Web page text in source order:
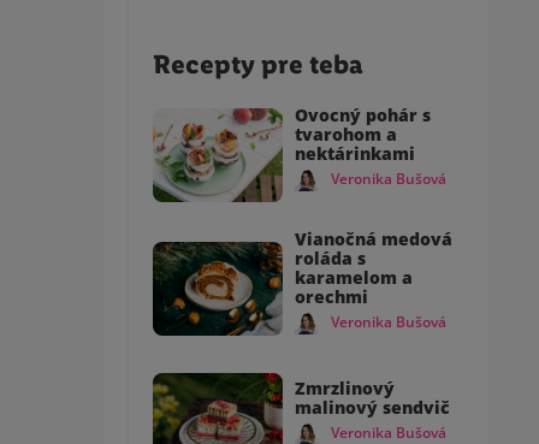
Recepty pre teba
Ovocný pohár s
tvarohom a
nektárinkami
Veronika Bušová
Vianočná medová
roláda s
karamelom a
orechmi
Veronika Bušová
Zmrzlinový
malinový sendvič
Veronika Bušová